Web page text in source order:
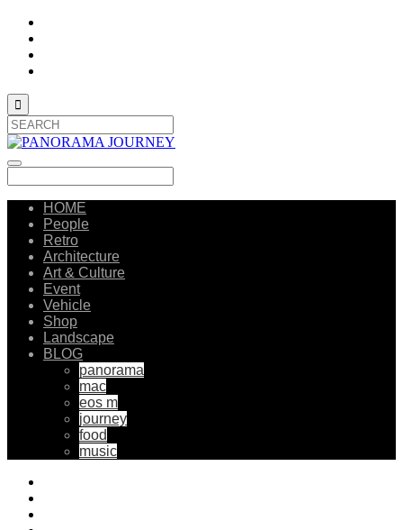

HOME
People
Retro
Architecture
Art & Culture
Event
Vehicle
Shop
Landscape
BLOG
panorama
mac
eos m
journey
food
music